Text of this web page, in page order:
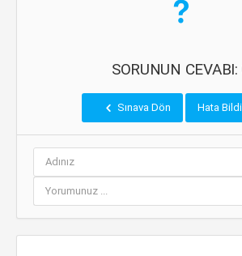
SORUNUN CEVABI:
Sınava Dön Hata